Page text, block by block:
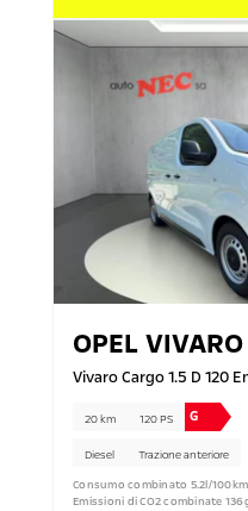
OPEL VIVARO
Vivaro Cargo 1.5 D 120
20 km 120 PS G
Diesel Trazione anteriore
Consumo combinato 5.2l/100km
Emissioni di CO2 combinate